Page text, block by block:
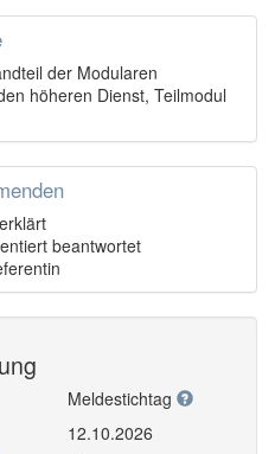
der Modularen
höheren Dienst, Teilmodul
beantwortet
Meldestichtag
12.10.2026